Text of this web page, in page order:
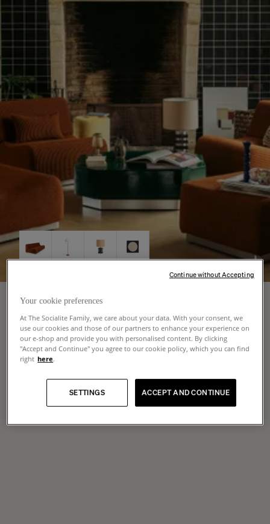
Your cookie preferences
At The Socialite Family, we care about your data. With your consent, we
use our cookies and those of our partners to enhance your experience on
our e-shop and provide you with personalised content. By clicking
"Accept and Continue" you agree to our cookie policy, which you can find
right here.
ACCEPT AND CONTINUE
SETTINGS
Continue without Accepting